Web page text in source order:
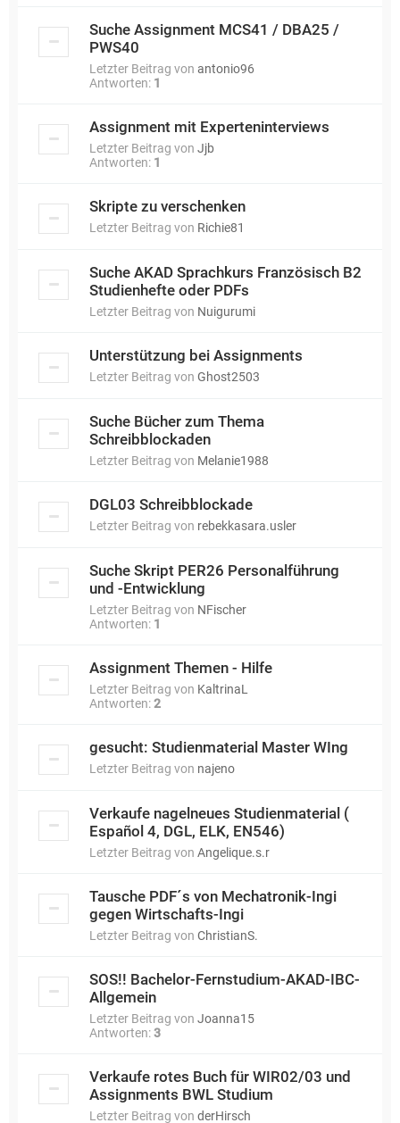
Suche Assignment MCS41 / DBA25 /
PWS40
Letzter Beitrag von antonio96
Antworten: 1
Assignment mit Experteninterviews
Letzter Beitrag von Jjb
Antworten: 1
Skripte zu verschenken
Letzter Beitrag von Richie81
Suche AKAD Sprachkurs Französisch B2
Studienhefte oder PDFs
Letzter Beitrag von Nuigurumi
Unterstützung bei Assignments
Letzter Beitrag von Ghost2503
Suche Bücher zum Thema
Schreibblockaden
Letzter Beitrag von Melanie1988
DGL03 Schreibblockade
Letzter Beitrag von rebekkasara.usler
Suche Skript PER26 Personalführung
und -Entwicklung
Letzter Beitrag von NFischer
Antworten: 1
Assignment Themen - Hilfe
Letzter Beitrag von KaltrinaL
Antworten:2
gesucht: Studienmaterial Master WIng
Letzter Beitrag von najeno
Verkaufe nagelneues Studienmaterial (
Español 4, DGL, ELK, EN546)
Letzter Beitrag von Angelique.s.r
Tausche PDF´s von Mechatronik-Ingi
gegen Wirtschafts-Ingi
Letzter Beitrag von ChristianS.
SOS!! Bachelor-Fernstudium-AKAD-IBC-
Allgemein
Letzter Beitrag von Joanna15
Antworten:3
Verkaufe rotes Buch für WIR02/03 und
Assignments BWL Studium
Letzter Beitrag von derHirsch